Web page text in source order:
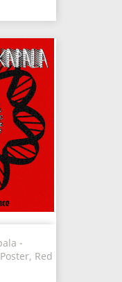
-
Red